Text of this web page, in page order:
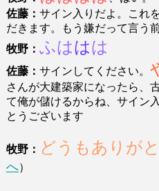
佐藤： サイン入りだよ。これ
だきます。もう嫌だって言う
牧野： ふははは
佐藤： サインしてください。
さんが大建築家になったら、
て俺が儲けるからね、サイン
とうございます
牧野： どうもありが
へ）